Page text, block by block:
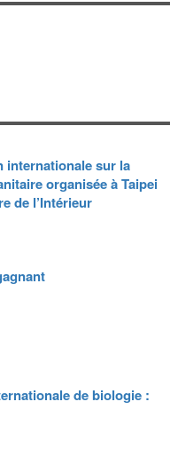
internationale sur la
organisée à Taipei
de l’Intérieur
de biologie :